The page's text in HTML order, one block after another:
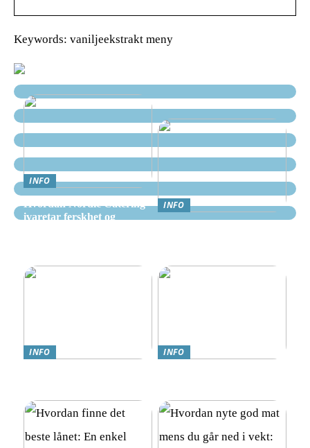
Keywords: vaniljeekstrakt meny
INFO
Hvordan Nordic Catering
ivaretar ferskhet og
INFO
INFO
INFO